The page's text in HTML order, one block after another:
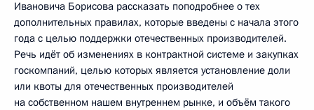
Ивановича Борисова рассказать поподробнее о тех
дополнительных правилах, которые введены с начала этого
года с целью поддержки отечественных производителей.
Речь идёт об изменениях в контрактной системе и закупках
госкомпаний, целью которых является установление доли
или квоты для отечественных производителей
на собственном нашем внутреннем рынке, и объём такого